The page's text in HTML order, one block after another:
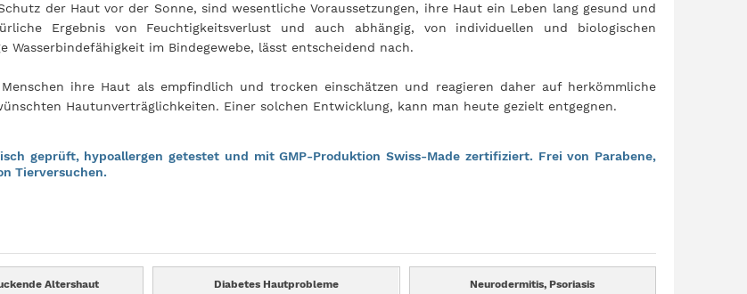
der Haut vor der Sonne, sind wesentliche Voraussetzungen, ihre Haut ein Leben lang gesund und
Ergebnis von Feuchtigkeitsverlust und auch abhängig, von individuellen und biologischen
im Bindegewebe, lässt entscheidend nach.
ihre Haut als empfindlich und trocken einschätzen und reagieren daher auf herkömmliche
Hautunverträglichkeiten. Einer solchen Entwicklung, kann man heute gezielt entgegnen.
geprüft, hypoallergen getestet und mit GMP-Produktion Swiss-Made zertifiziert. Frei von Parabene,
Tierversuchen.
Altershaut Diabetes Hautprobleme Neurodermitis, Psoriasis